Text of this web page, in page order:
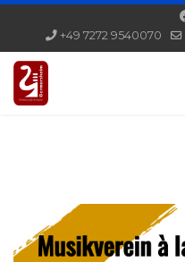
+49 7272 9540070